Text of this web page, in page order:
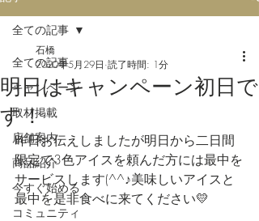
全ての記事
キャンペーン
取材掲載
店舗案内
商品紹介
今すぐ始める
コミュニティ
全ての記事
明日はキャンペーン初日で
す！
石橋
2020年5月29日 読了時間: 1分
昨日お伝えしましたが明日から二日間
限定で3色アイスを頼んだ方には最中を
サービスします(^^♪美味しいアイスと
最中を是非食べに来てください💛